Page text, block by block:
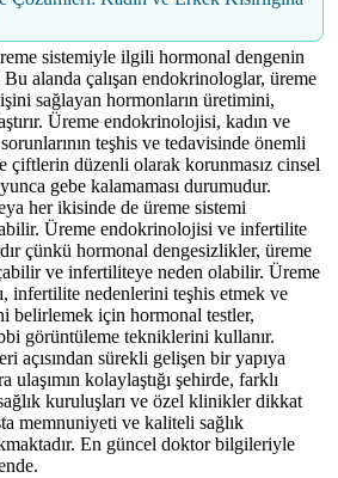
sistemiyle ilgili hormonal dengenin
Bu alanda çalışan endokrinologlar, üreme
sağlayan hormonların üretimini,
Üreme endokrinolojisi, kadın ve
teşhis ve tedavisinde önemli
çiftlerin düzenli olarak korunmasız cinsel
gebe kalamaması durumudur.
her ikisinde de üreme sistemi
Üreme endokrinolojisi ve infertilite
çünkü hormonal dengesizlikler, üreme
ve infertiliteye neden olabilir. Üreme
infertilite nedenlerini teşhis etmek ve
belirlemek için hormonal testler,
görüntüleme tekniklerini kullanır.
açısından sürekli gelişen bir yapıya
kolaylaştığı şehirde, farklı
kuruluşları ve özel klinikler dikkat
memnuniyeti ve kaliteli sağlık
En güncel doktor bilgileriyle